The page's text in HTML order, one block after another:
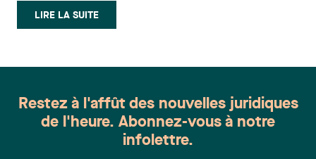
LIRE LA SUITE
Restez à l'affût des nouvelles juridiques
de l'heure. Abonnez-vous à notre
infolettre.